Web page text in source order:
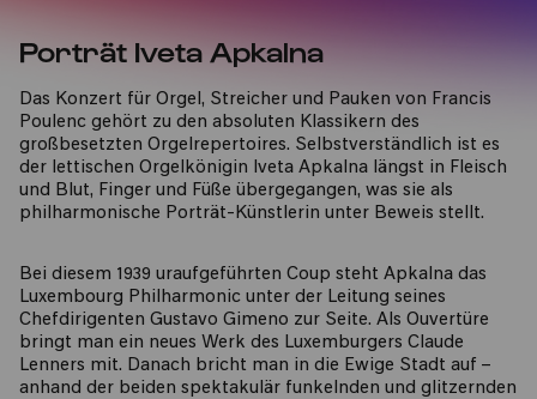
Porträt Iveta Apkalna
Das Konzert für Orgel, Streicher und Pauken von Francis
Poulenc gehört zu den absoluten Klassikern des
großbesetzten Orgelrepertoires. Selbstverständlich ist es
der lettischen Orgelkönigin Iveta Apkalna längst in Fleisch
und Blut, Finger und Füße übergegangen, was sie als
philharmonische Porträt-Künstlerin unter Beweis stellt.
Bei diesem 1939 uraufgeführten Coup steht Apkalna das
Luxembourg Philharmonic unter der Leitung seines
Chefdirigenten Gustavo Gimeno zur Seite. Als Ouvertüre
bringt man ein neues Werk des Luxemburgers Claude
Lenners mit. Danach bricht man in die Ewige Stadt auf –
anhand der beiden spektakulär funkelnden und glitzernden